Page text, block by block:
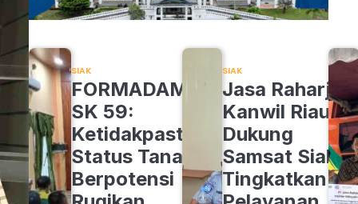
SIAK
FORMADAM
SK 59:
Ketidakpastian
Status Tanah
Berpotensi
SIAK
Jasa Raharja
Kanwil Riau
Dukung
Samsat Siak
Tingkatkan